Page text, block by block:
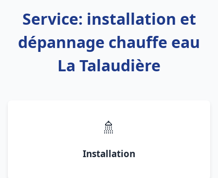
Service: installation et
dépannage chauffe eau
La Talaudière
🚿
Installation